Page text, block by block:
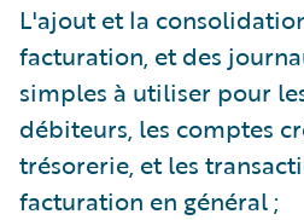
L'ajout et la
facturation, et des
simples à utiliser pour
débiteurs, les comptes
trésorerie, et les
facturation en général ;